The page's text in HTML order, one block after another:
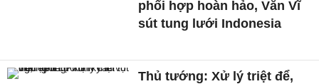
phối hợp hoàn hảo, Văn Vĩ
sút tung lưới Indonesia
Thủ tướng: Xử lý triệt để,